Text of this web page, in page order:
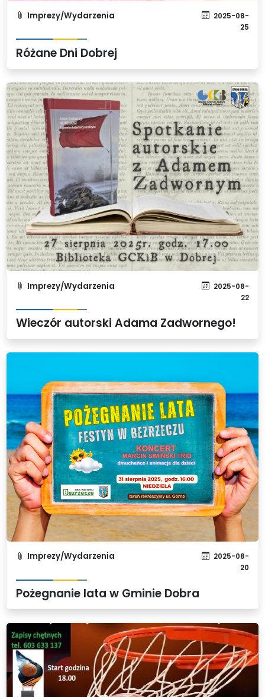
Imprezy/Wydarzenia
2025-08-
25
Różane Dni Dobrej
Imprezy/Wydarzenia
2025-08-
22
Wieczór autorski Adama Zadwornego!
Imprezy/Wydarzenia
2025-08-
20
Pożegnanie lata w Gminie Dobra